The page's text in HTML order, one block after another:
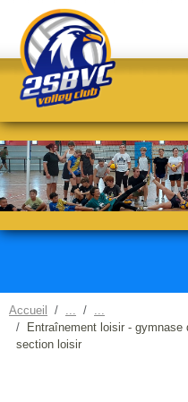
Accueil
Entraînement loisir -
section loisir
Panneau de gestion des